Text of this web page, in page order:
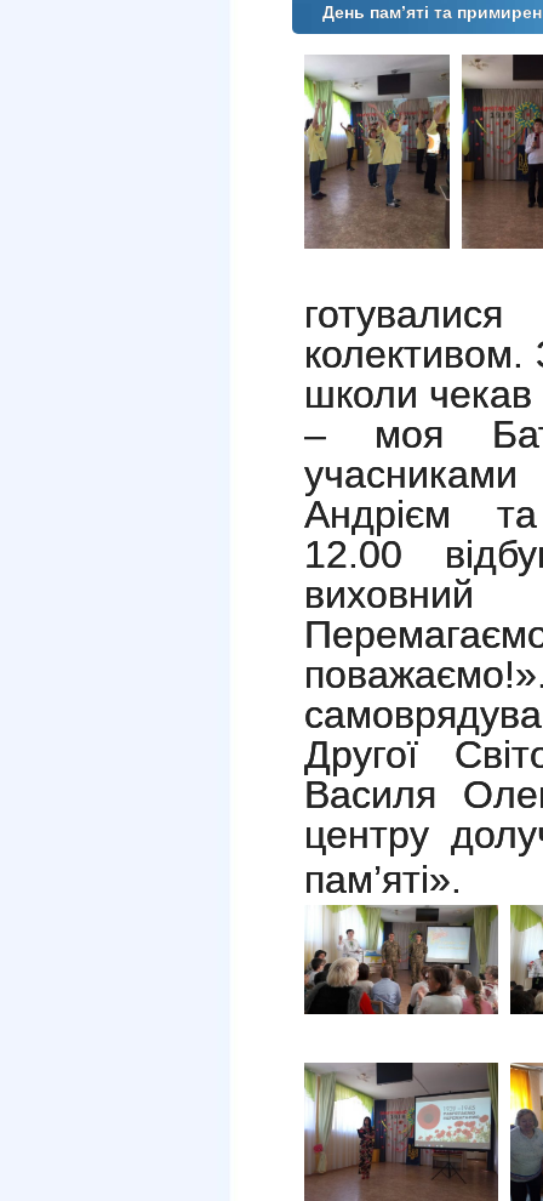
День пам’яті та
колективом.
школи чекав
– моя
Андрієм
12.00
виховний
Другої
Василя
центру
пам’яті».